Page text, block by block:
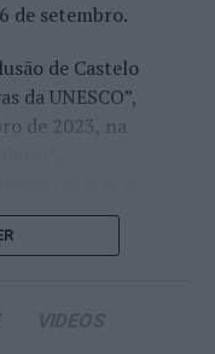
Jaime Faria
da edição,
Torres assinou
torneio ao
alcançando
eliminado pelo
de setembro.
de Castelo
da UNESCO”,
de 2023, na
do “Bordado
mais